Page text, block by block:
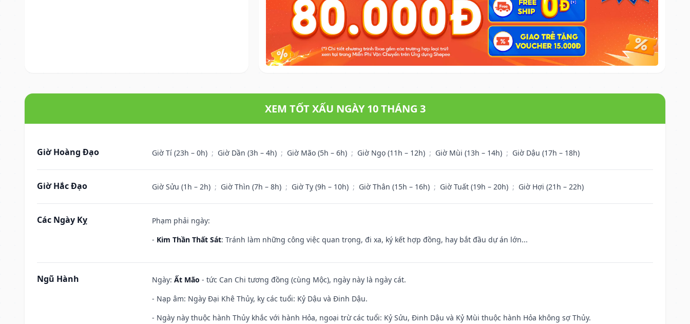
XEM TỐT XẤU NGÀY 10 THÁNG 3
Giờ Hoàng Đạo Giờ Tí (23h – 0h) ; Giờ Dần (3h – 4h) ; Giờ Mão (5h – 6h) ; Giờ Ngọ (11h – 12h) ; Giờ Mùi (13h – 14h) ; Giờ Dậu (17h – 18h)
Giờ Hắc Đạo Giờ Sửu (1h – 2h) ; Giờ Thìn (7h – 8h) ; Giờ Tỵ (9h – 10h) ; Giờ Thân (15h – 16h) ; Giờ Tuất (19h – 20h) ; Giờ Hợi (21h – 22h)
Các Ngày Kỵ
Phạm phải ngày:
- Kim Thần Thất Sát: Tránh làm những công việc quan trọng, đi xa, ký kết hợp đồng, hay bắt đầu dự án lớn...
Ngũ Hành Ngày: Ất Mão - tức Can Chi tương đồng (cùng Mộc), ngày này là ngày cát.
- Nạp âm: Ngày Đại Khê Thủy, kỵ các tuổi: Kỷ Dậu và Đinh Dậu.
- Ngày này thuộc hành Thủy khắc với hành Hỏa, ngoại trừ các tuổi: Kỷ Sửu, Đinh Dậu và Kỷ Mùi thuộc hành Hỏa không sợ Thủy.